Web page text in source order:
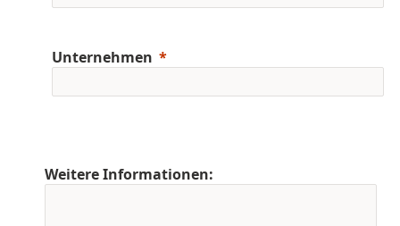
Unternehmen
Weitere Informationen: